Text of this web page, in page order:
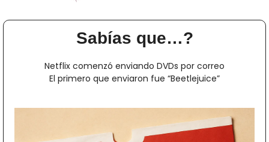
Sabías que…?
Netflix comenzó enviando DVDs por correo
El primero que enviaron fue “Beetlejuice”